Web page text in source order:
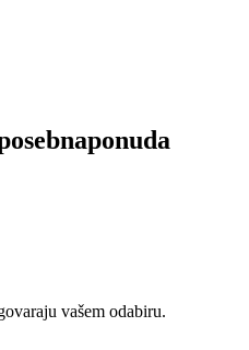
vašem odabiru.